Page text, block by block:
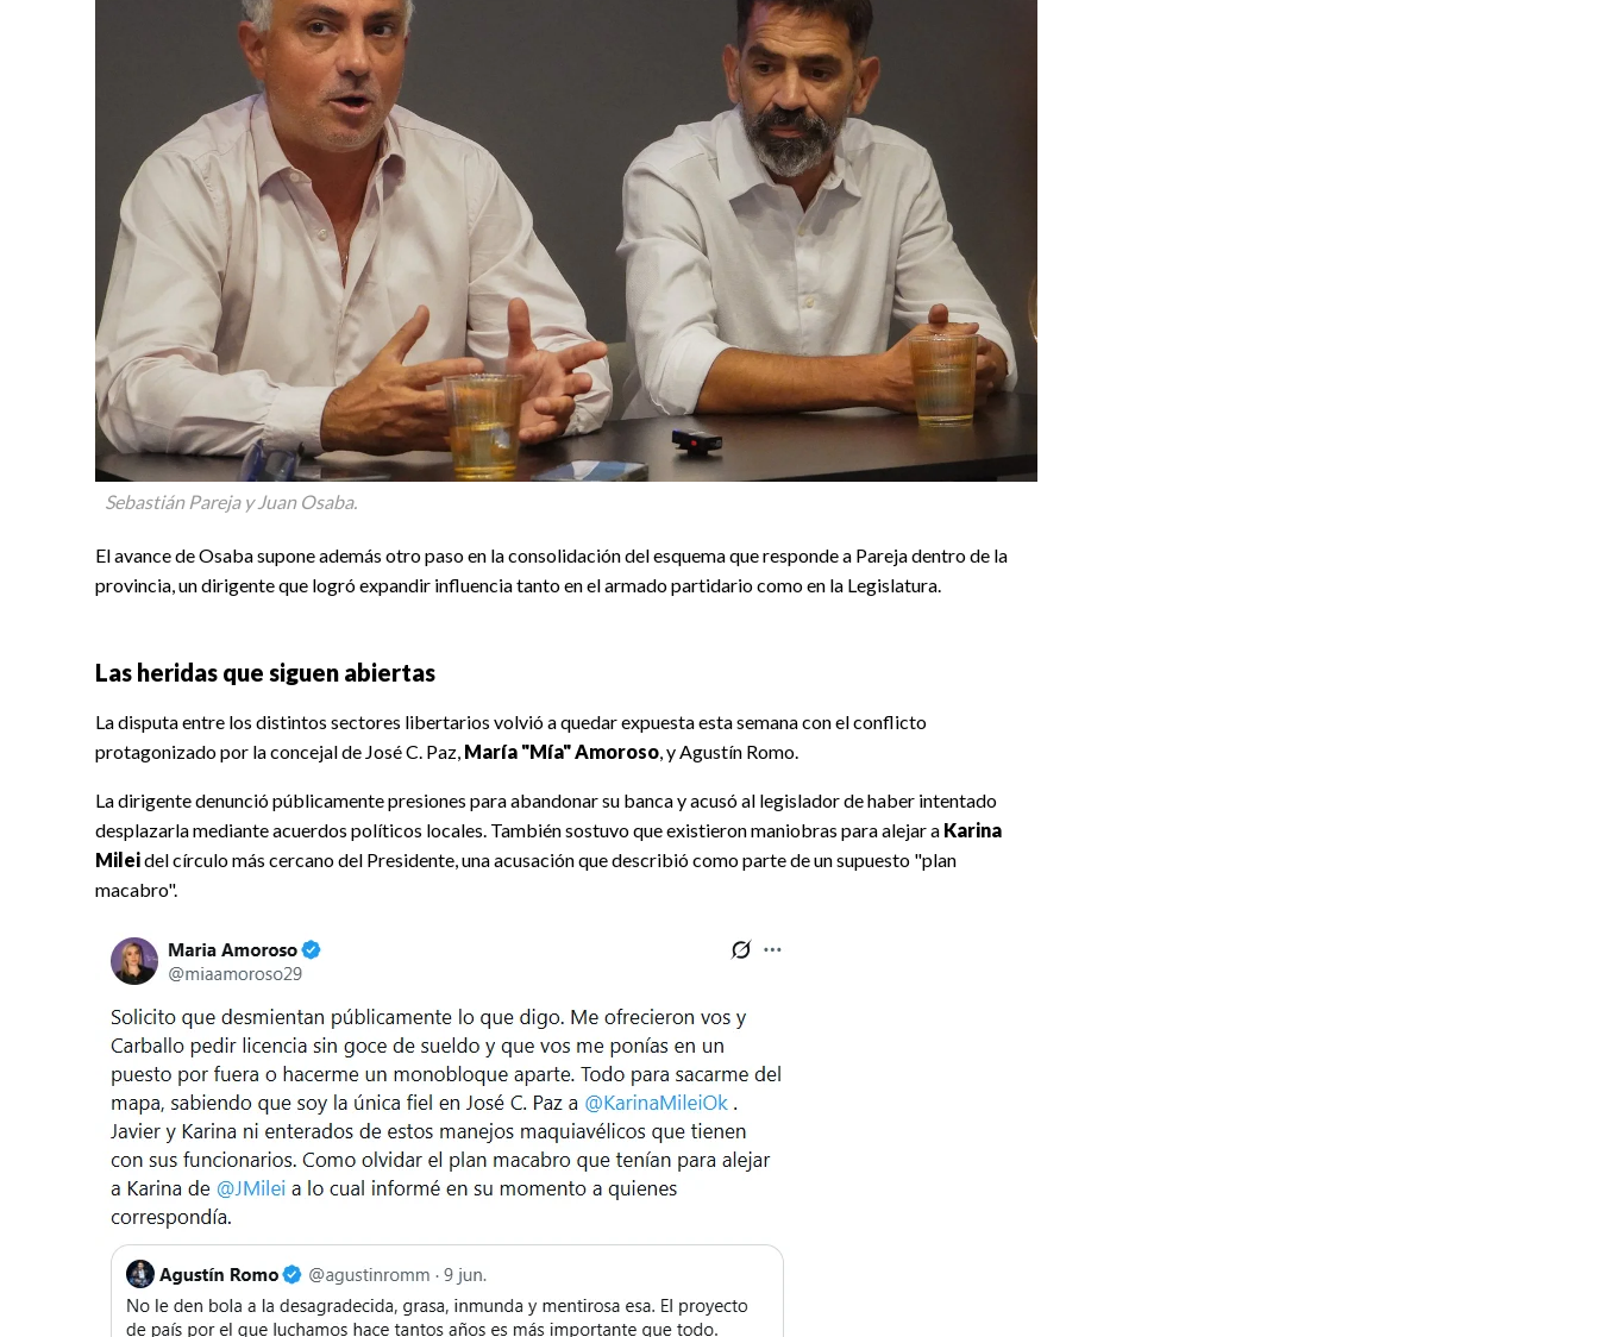
Sebastián Pareja y Juan Osaba.
El avance de Osaba supone además otro paso en la consolidación del esquema que responde a Pareja dentro de la
provincia, un dirigente que logró expandir influencia tanto en el armado partidario como en la Legislatura.
Las heridas que siguen abiertas
La disputa entre los distintos sectores libertarios volvió a quedar expuesta esta semana con el conflicto
protagonizado por la concejal de José C. Paz, María "Mía" Amoroso, y Agustín Romo.
La dirigente denunció públicamente presiones para abandonar su banca y acusó al legislador de haber intentado
desplazarla mediante acuerdos políticos locales. También sostuvo que existieron maniobras para alejar a Karina
Mileidel círculo más cercano del Presidente, una acusación que describió como parte de un supuesto "plan
macabro".